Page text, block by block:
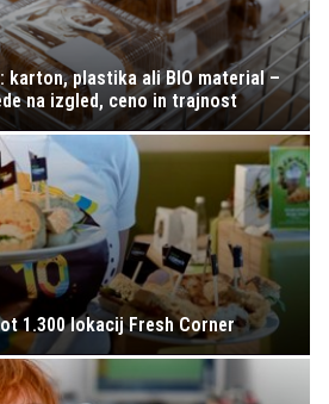
karton, plastika ali BIO material –
na izgled, ceno in trajnost
1.300 lokacij Fresh Corner